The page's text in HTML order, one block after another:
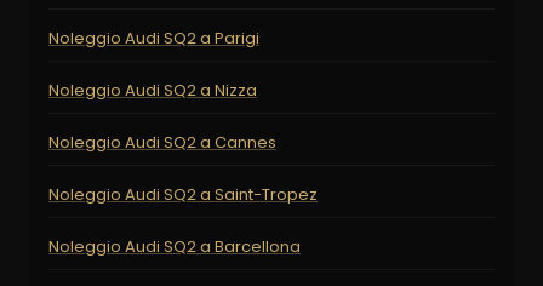
Noleggio Audi SQ2 a Parigi
Noleggio Audi SQ2 a Nizza
Noleggio Audi SQ2 a Cannes
Noleggio Audi SQ2 a Saint-Tropez
Noleggio Audi SQ2 a Barcellona